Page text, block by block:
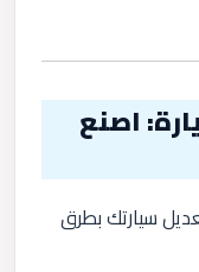
اصنع
سيارتك بطرق